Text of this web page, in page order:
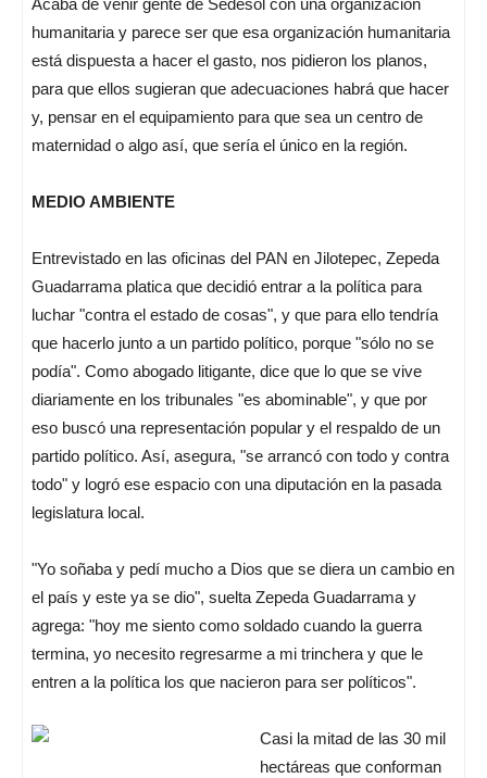
Acaba de venir gente de Sedesol con una organización
humanitaria y parece ser que esa organización humanitaria
está dispuesta a hacer el gasto, nos pidieron los planos,
para que ellos sugieran que adecuaciones habrá que hacer
y, pensar en el equipamiento para que sea un centro de
maternidad o algo así, que sería el único en la región.
MEDIO AMBIENTE
Entrevistado en las oficinas del PAN en Jilotepec, Zepeda
Guadarrama platica que decidió entrar a la política para
luchar "contra el estado de cosas", y que para ello tendría
que hacerlo junto a un partido político, porque "sólo no se
podía". Como abogado litigante, dice que lo que se vive
diariamente en los tribunales "es abominable", y que por
eso buscó una representación popular y el respaldo de un
partido político. Así, asegura, "se arrancó con todo y contra
todo" y logró ese espacio con una diputación en la pasada
legislatura local.
"Yo soñaba y pedí mucho a Dios que se diera un cambio en
el país y este ya se dio", suelta Zepeda Guadarrama y
agrega: "hoy me siento como soldado cuando la guerra
termina, yo necesito regresarme a mi trinchera y que le
entren a la política los que nacieron para ser políticos".
Casi la mitad de las 30 mil
hectáreas que conforman